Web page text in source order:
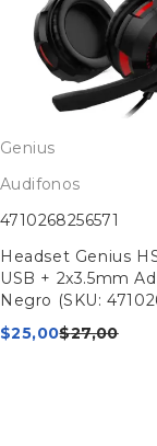
Genius
Audifonos
4710268256571
Headset Genius
USB + 2x3.5mm
Negro (SKU:
$27,00
$25,00